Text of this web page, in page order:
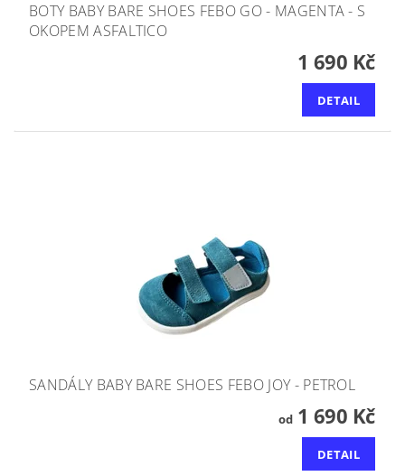
BOTY BABY BARE SHOES FEBO GO - MAGENTA - S
OKOPEM ASFALTICO
1 690 Kč
DETAIL
SANDÁLY BABY BARE SHOES FEBO JOY - PETROL
od1 690 Kč
DETAIL